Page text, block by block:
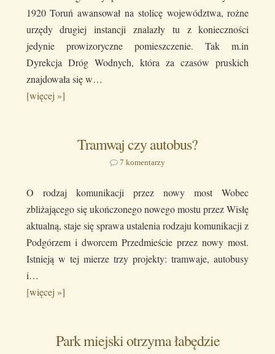
1920 Toruń awansował na stolicę województwa, rożne
urzędy drugiej instancji znalazły tu z konieczności
jedynie prowizoryczne pomieszczenie. Tak m.in
Dyrekcja Dróg Wodnych, która za czasów pruskich
znajdowała się w…
[więcej »]
Tramwaj czy autobus?
7 komentarzy
O rodzaj komunikacji przez nowy most Wobec
zbliżającego się ukończonego nowego mostu przez Wisłę
aktualną, staje się sprawa ustalenia rodzaju komunikacji z
Podgórzem i dworcem Przedmieście przez nowy most.
Istnieją w tej mierze trzy projekty: tramwaje, autobusy
i…
[więcej »]
Park miejski otrzyma łabędzie